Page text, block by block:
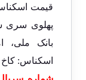
بانک ملی،
اسکناس: